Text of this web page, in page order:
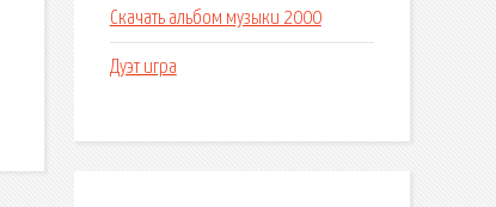
Скачать альбом музыки 2000
Дуэт игра